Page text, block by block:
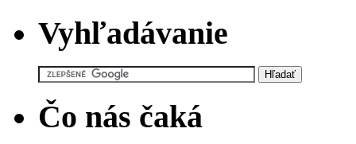
Vyhľadávanie
Čo nás čaká